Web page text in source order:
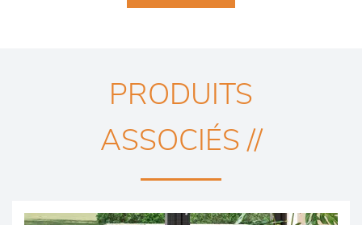
PRODUITS
ASSOCIÉS //